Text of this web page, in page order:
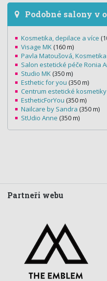
Podobné salony v
Kosmetika, depilace a více
Visage MK (160 m)
Pavla Matoušová,
Salon estetické péče Ronia
Studio MK (350 m)
Esthetic for you (350 m)
Centrum estetické kosmetiky
EstheticForYou (350 m)
Nailcare by Sandra (350 m)
StUdio Anne (350 m)
Partneři webu